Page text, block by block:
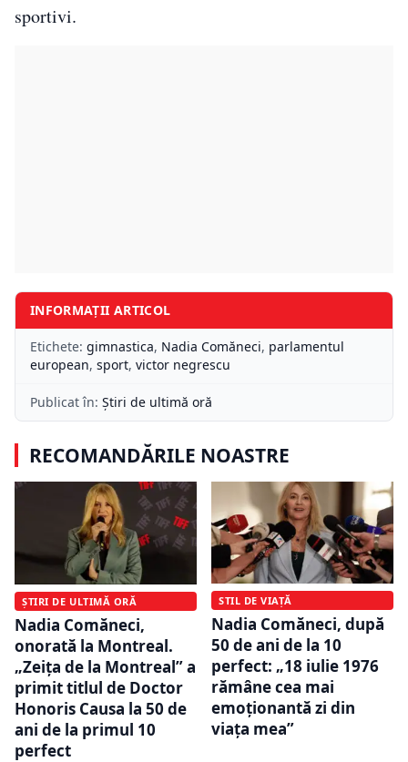
sportivi.
INFORMAȚII ARTICOL
Etichete: gimnastica, Nadia Comăneci, parlamentul
european, sport, victor negrescu
Publicat în: Știri de ultimă oră
RECOMANDĂRILE NOASTRE
ȘTIRI DE ULTIMĂ ORĂ
Nadia Comăneci,
onorată la Montreal.
„Zeița de la Montreal” a
primit titlul de Doctor
Honoris Causa la 50 de
ani de la primul 10
perfect
STIL DE VIAȚĂ
Nadia Comăneci, după
50 de ani de la 10
perfect: „18 iulie 1976
rămâne cea mai
emoționantă zi din
viața mea”